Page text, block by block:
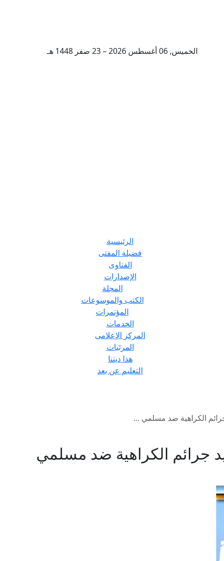
الخميس, 06 أغسطس 2026 – 23 صفر 1448 هـ
الرئيسية
فضيلة المفتى
الفتاوى
الإصدارات
المجلة
الكتب والموسوعات
المؤتمرات
الخدمات
المركز الإعلامى
المرئيات
هذا ديننا
التعليم عن بعد
الكراهية ضد مسلمي ...
جرائم الكراهية ضد مسلمي